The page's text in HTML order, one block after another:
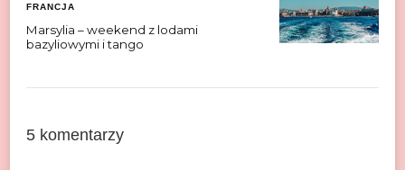
FRANCJA
Marsylia – weekend z lodami
bazyliowymi i tango
5 komentarzy